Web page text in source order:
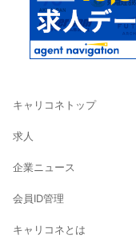
キャリコネトップ
求人
企業ニュース
会員ID管理
キャリコネとは